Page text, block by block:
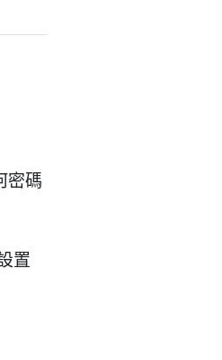
密碼
置